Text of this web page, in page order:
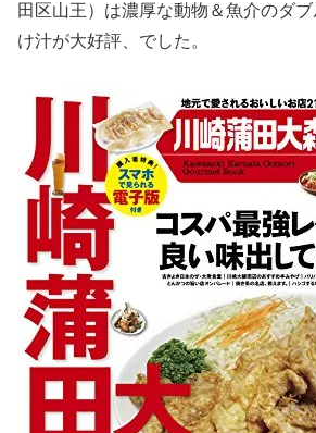
田区山王）は濃厚な動物＆魚介のダ
け汁が大好評、でした。